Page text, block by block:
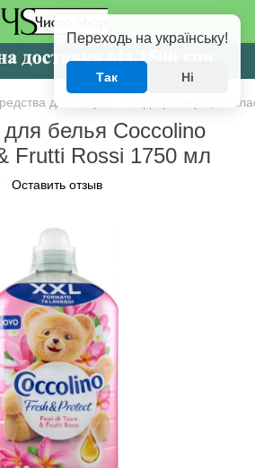
для стирки Кондиционеры,
белья Coccolino
Frutti Rossi 1750 мл
Оставить отзыв
Переходь на українську!
Так Ні